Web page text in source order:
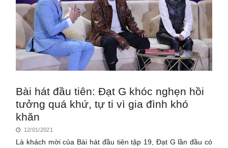
Bài hát đầu tiên: Đạt G khóc nghẹn hồi
tưởng quá khứ, tự ti vì gia đình khó
khăn
12/01/2021
Là khách mời của Bài hát đầu tiên tập 19, Đạt G lần đầu có